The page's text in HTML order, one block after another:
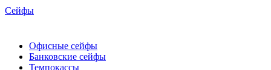
Сейфы
Офисные сейфы
Банковские сейфы
Темпокассы